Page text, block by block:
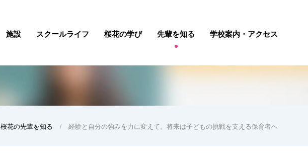
施設 スクールライフ 桜花の学び 先輩を知る 学校案内・アクセス
桜花の先輩を知る 経験と自分の強みを力に変えて。将来は子どもの挑戦を支える保育者へ